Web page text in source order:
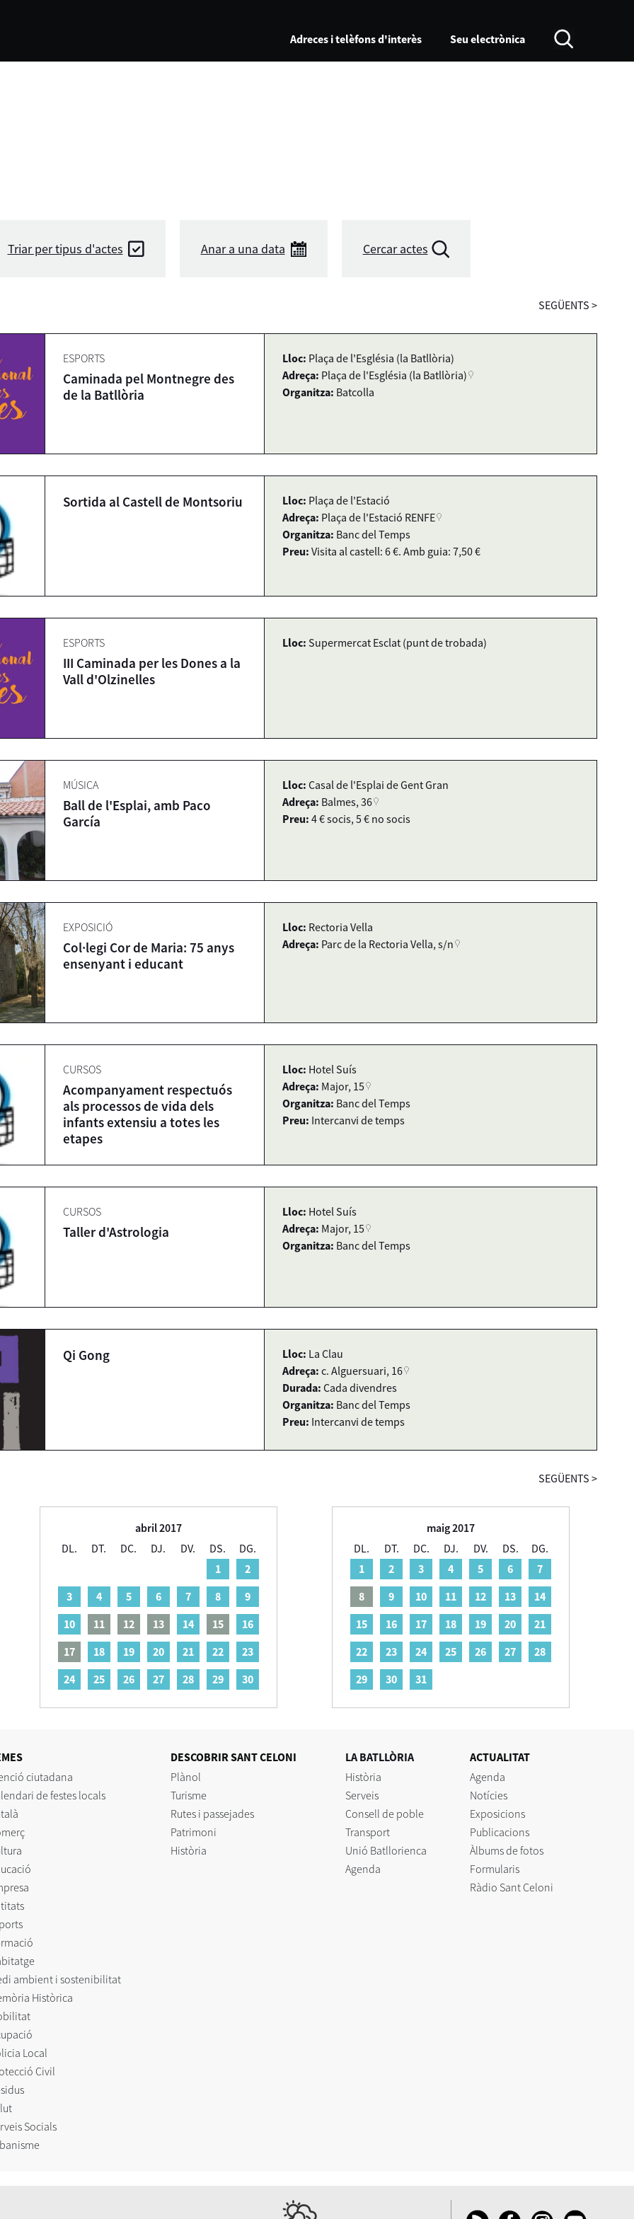
Adreces i telèfons d'interès Seu electrònica
Triar per tipus d'actes Anar a una data Cercar actes
SEGÜENTS >
ESPORTS
Caminada pel Montnegre des
de la Batllòria
Lloc: Plaça de l'Església (la Batllòria)
Adreça: Plaça de l'Església (la Batllòria)
Organitza: Batcolla
Sortida al Castell de Montsoriu Lloc: Plaça de l'Estació
Adreça: Plaça de l'Estació RENFE
Organitza: Banc del Temps
Preu: Visita al castell: 6 €. Amb guia: 7,50 €
ESPORTS
III Caminada per les Dones a la
Vall d'Olzinelles
Lloc: Supermercat Esclat (punt de trobada)
MÚSICA
Ball de l'Esplai, amb Paco
García
Lloc: Casal de l'Esplai de Gent Gran
Adreça: Balmes, 36
Preu: 4 € socis, 5 € no socis
EXPOSICIÓ
Col·legi Cor de Maria: 75 anys
ensenyant i educant
Lloc: Rectoria Vella
Adreça: Parc de la Rectoria Vella, s/n
CURSOS
Acompanyament respectuós
als processos de vida dels
infants extensiu a totes les
etapes
Lloc: Hotel Suís
Adreça: Major, 15
Organitza: Banc del Temps
Preu: Intercanvi de temps
CURSOS
Taller d'Astrologia
Lloc: Hotel Suís
Adreça: Major, 15
Organitza: Banc del Temps
Qi Gong Lloc: La Clau
Adreça: c. Alguersuari, 16
Durada: Cada divendres
Organitza: Banc del Temps
Preu: Intercanvi de temps
SEGÜENTS >
abril 2017
DL.
DT. DC. DJ. DV. DS.
DG.
1
2
3
4 5 6 7 8
9
10
11 12 13 14 15
16
17
18 19 20 21 22
23
24
25 26 27 28 29 30
maig 2017
DL.
DT. DC. DJ. DV. DS.
DG.
1
2 3 4 5 6
7
8
9 10 11 12 13
14
15
16 17 18 19 20
21
22
23 24 25 26 27
28
29
30 31
ciutadana
de festes locals
ambient i sostenibilitat
Històrica
Local
Civil
Socials
DESCOBRIR SANT CELONI
Plànol
Turisme
Rutes i passejades
Patrimoni
Història
LA BATLLÒRIA
Història
Serveis
Consell de poble
Transport
Unió Batllorienca
Agenda
ACTUALITAT
Agenda
Notícies
Exposicions
Publicacions
Àlbums de fotos
Formularis
Ràdio Sant Celoni